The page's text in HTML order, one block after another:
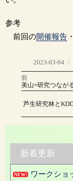
参考
前回の開催報告
投
稿
日:
2023-03-04
投
ゲ
ー
シ
前
前
の
稿:
美山×研究つなが
次
の
芦生研究林と
新着更新
NEW!
ワークショ